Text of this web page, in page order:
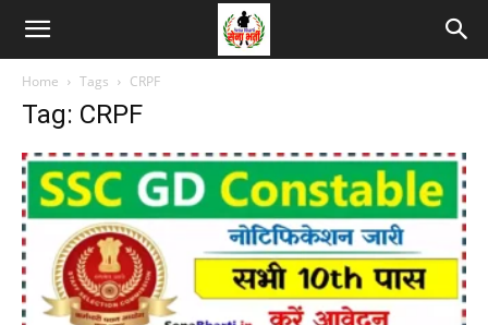
Home Tags CRPF
Tag: CRPF